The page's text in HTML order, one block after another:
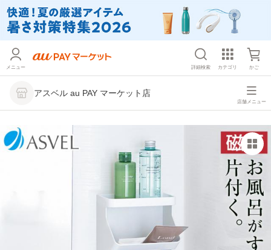
メニュー 詳細検索 カテゴリ かご
アスベル au PAY マーケット店
店舗メニュー